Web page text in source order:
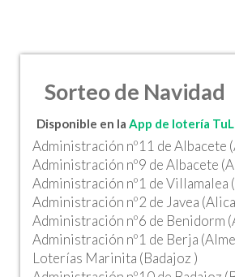
Sorteo de Navidad
Disponible en la App de lotería
Administración nº11 de Albacete
Administración nº9 de Albacete
Administración nº1 de Villamalea
Administración nº2 de Javea
Administración nº6 de Benidorm
Administración nº1 de Berja
Loterías Marinita (Badajoz )